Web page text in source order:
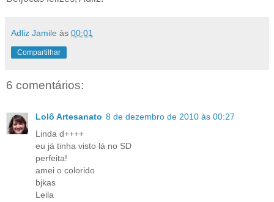
Adliz Jamile às 00:01
Compartilhar
6 comentários:
Lolô Artesanato 8 de dezembro de 2010 às 00:27
Linda d++++
eu já tinha visto lá no SD
perfeita!
amei o colorido
bjkas
Leila